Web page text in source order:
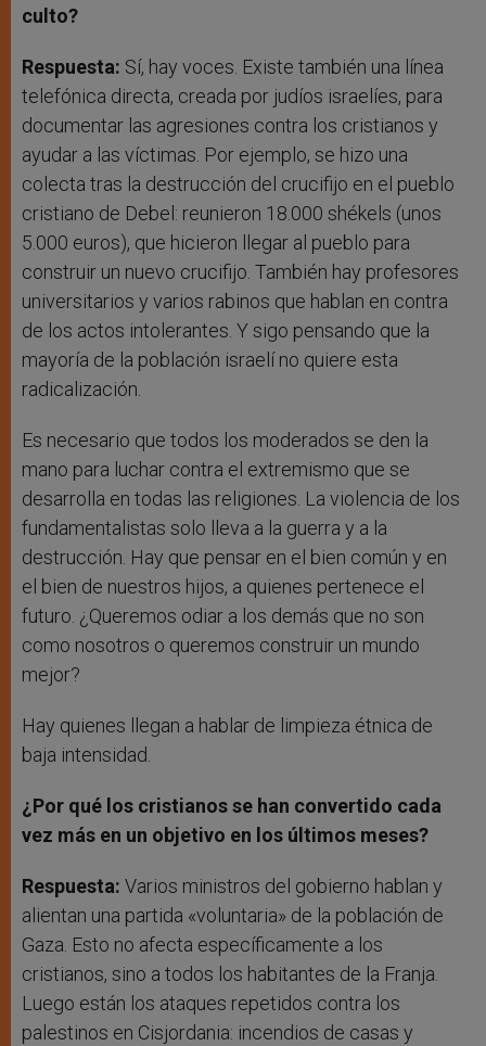
culto?
Respuesta: Sí, hay voces. Existe también una línea
telefónica directa, creada por judíos israelíes, para
documentar las agresiones contra los cristianos y
ayudar a las víctimas. Por ejemplo, se hizo una
colecta tras la destrucción del crucifijo en el pueblo
cristiano de Debel: reunieron 18.000 shékels (unos
5.000 euros), que hicieron llegar al pueblo para
construir un nuevo crucifijo. También hay profesores
universitarios y varios rabinos que hablan en contra
de los actos intolerantes. Y sigo pensando que la
mayoría de la población israelí no quiere esta
radicalización.
Es necesario que todos los moderados se den la
mano para luchar contra el extremismo que se
desarrolla en todas las religiones. La violencia de los
fundamentalistas solo lleva a la guerra y a la
destrucción. Hay que pensar en el bien común y en
el bien de nuestros hijos, a quienes pertenece el
futuro. ¿Queremos odiar a los demás que no son
como nosotros o queremos construir un mundo
mejor?
Hay quienes llegan a hablar de limpieza étnica de
baja intensidad.
¿Por qué los cristianos se han convertido cada
vez más en un objetivo en los últimos meses?
Respuesta: Varios ministros del gobierno hablan y
alientan una partida «voluntaria» de la población de
Gaza. Esto no afecta específicamente a los
cristianos, sino a todos los habitantes de la Franja.
Luego están los ataques repetidos contra los
palestinos en Cisjordania: incendios de casas y